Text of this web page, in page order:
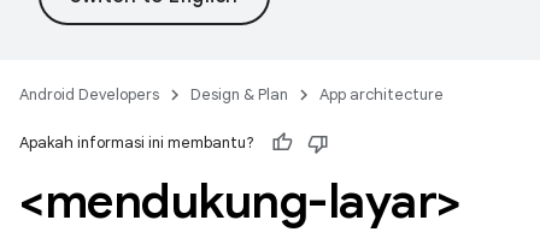
Android Developers Design & Plan App architecture
Apakah informasi ini membantu?
<mendukung-layar>